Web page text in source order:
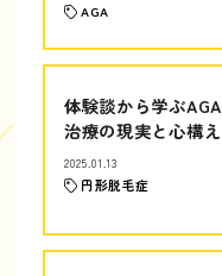
AGA
体験談から学ぶAGA
治療の現実と心構え
2025.01.13
円形脱毛症